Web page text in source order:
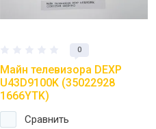
0
Майн телевизора DEXP
U43D9100K (35022928
1666YTK)
Сравнить